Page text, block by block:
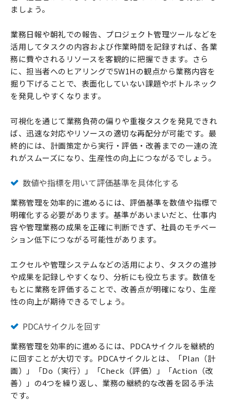
ましょう。
業務日報や朝礼での報告、プロジェクト管理ツールなどを
活用してタスクの内容および作業時間を記録すれば、各業
務に費やされるリソースを客観的に把握できます。さら
に、担当者へのヒアリングで5W1Hの観点から業務内容を
掘り下げることで、表面化していない課題やボトルネック
を発見しやすくなります。
可視化を通じて業務負荷の偏りや重複タスクを発見できれ
ば、迅速な対応やリソースの適切な再配分が可能です。最
終的には、計画策定から実行・評価・改善までの一連の流
れがスムーズになり、生産性の向上につながるでしょう。
数値や指標を用いて評価基準を具体化する
業務管理を効率的に進めるには、評価基準を数値や指標で
明確化する必要があります。基準があいまいだと、仕事内
容や管理業務の成果を正確に判断できず、社員のモチベー
ション低下につながる可能性があります。
エクセルや管理システムなどの活用により、タスクの進捗
や成果を記録しやすくなり、分析にも役立ちます。数値を
もとに業務を評価することで、改善点が明確になり、生産
性の向上が期待できるでしょう。
PDCAサイクルを回す
業務管理を効率的に進めるには、PDCAサイクルを継続的
に回すことが大切です。PDCAサイクルとは、「Plan（計
画）」「Do（実行）」「Check（評価）」「Action（改
善）」の4つを繰り返し、業務の継続的な改善を図る手法
です。